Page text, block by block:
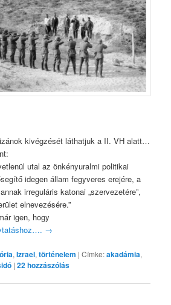
kivégzését láthatjuk a II. VH alatt…
utal az önkényuralmi politikai
idegen állam fegyveres erejére, a
irreguláris katonai „szervezetére”,
elnevezésére.”
igen, hogy
→
,Izrael,történelem |Címke:akadámia,
|22hozzászólás